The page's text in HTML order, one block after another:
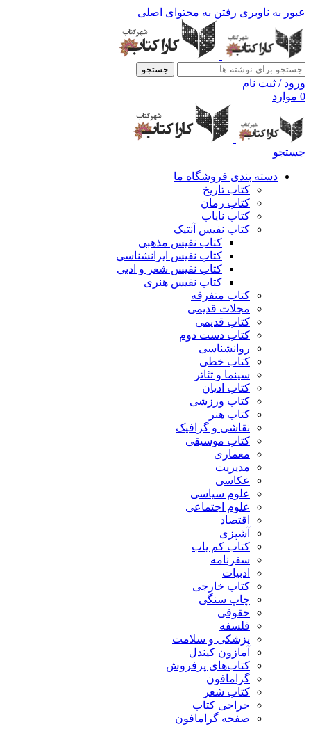
عبور به ناوبری رفتن به محتوای اصلی
جستجو
ورود / ثبت نام
0 موارد
جستجو
دسته بندی فروشگاه ما
کتاب تاریخ
کتاب رمان
کتاب نایاب
کتاب نفیس آنتیک
کتاب نفیس مذهبی
کتاب نفیس ایرانشناسی
کتاب نفیس شعر و ادبی
کتاب نفیس هنری
کتاب متفرقه
مجلات قدیمی
کتاب قدیمی
کتاب دست دوم
روانشناسی
کتاب خطی
سینما و تئاتر
کتاب ادیان
کتاب ورزشی
کتاب هنر
نقاشی و گرافیک
کتاب موسیقی
معماری
مدیریت
عکاسی
علوم سیاسی
علوم اجتماعی
اقتصاد
آشپزی
کتاب کم یاب
سفرنامه
ادبیات
کتاب خارجی
چاپ سنگی
حقوقی
فلسفه
پزشکی و سلامت
آمازون کیندل
کتاب‌های پرفروش
گرامافون
کتاب شعر
حراجی کتاب
صفحه گرامافون